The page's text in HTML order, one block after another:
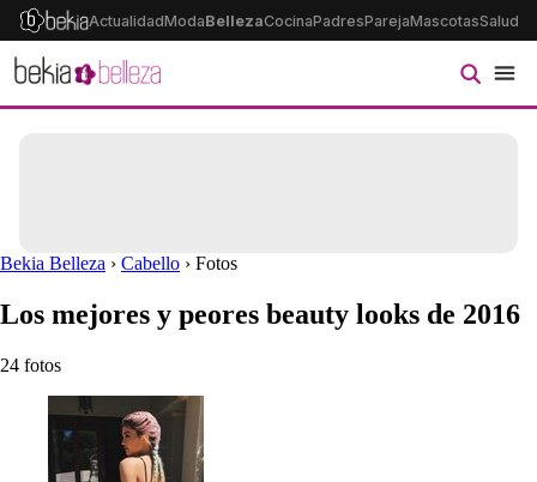
ActualidadModaBellezaCocinaPadresParejaMascotasSalud
Bekia Belleza › Cabello › Fotos
Los mejores y peores beauty looks de 2016
24 fotos